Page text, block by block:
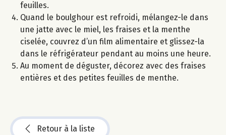
feuilles.
Quand le boulghour est refroidi, mélangez-le dans
une jatte avec le miel, les fraises et la menthe
ciselée, couvrez d’un film alimentaire et glissez-la
dans le réfrigérateur pendant au moins une heure.
Au moment de déguster, décorez avec des fraises
entières et des petites feuilles de menthe.
Retour à la liste